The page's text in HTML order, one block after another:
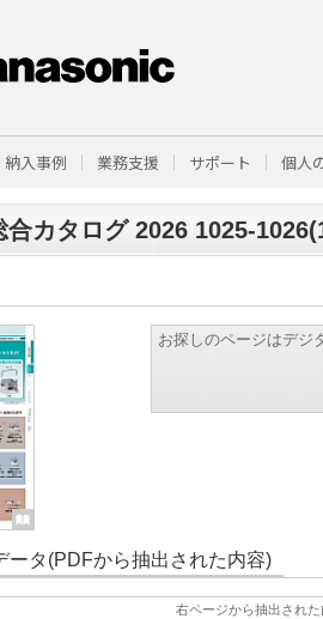
納入事例 業務支援 サポート 個人
カタログ 2026 1025-
お探しのページはデジ
ータ(PDFから抽出された内容)
右ページから抽出された